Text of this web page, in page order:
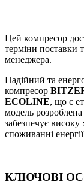
Цей компресор
терміни поставки
менеджера.
Надійний та
компресор
ECOLINE, що є
модель
забезпечує
споживанні
КЛЮЧОВІ